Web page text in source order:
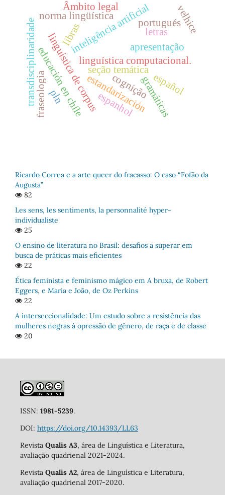
linguística de corpuslinguística computacional.
inteligência artificialletras
apresentação
seção temática
cognição
estandarización
educación en chile gramáticas
norma lingüística
portugués
español
espanhol
Âmbito legal
libras
fraseologiapln
velhice
transdisciplinaridade
Ricardo Correa e a arte queer do fracasso: O caso “Fofão da
Augusta”
82
Les sens, les sentiments, la personnalité hyper-
individualiste
25
O ensino de literatura no Brasil: desafios a superar em
busca de práticas mais eficientes
22
Ética feminista e feminismo mágico em A bruxa, de Robert
Eggers, e Maria e João, de Oz Perkins
22
A interseccionalidade: Um estudo sobre a resistência das
mulheres negras à opressão de gênero, de raça e de classe
20
ISSN: 1981-5239.
DOI: https://doi.org/10.14393/LL63
Revista Qualis A3, área de Linguística e Literatura,
avaliação quadrienal 2021-2024.
Revista Qualis A2, área de Linguística e Literatura,
avaliação quadrienal 2017-2020.